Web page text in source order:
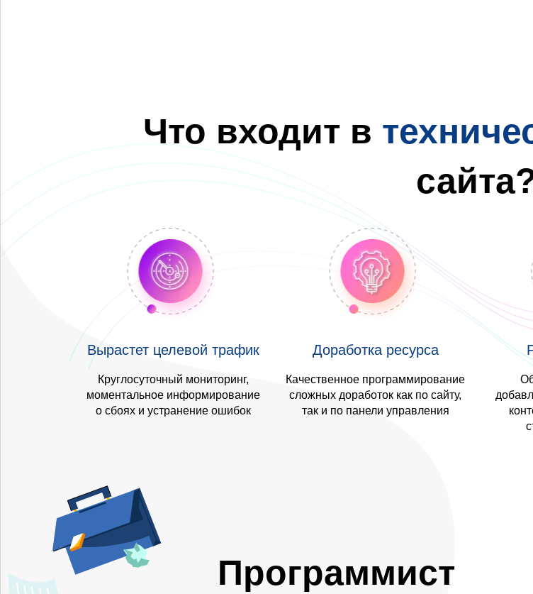
Что входит в
Вырастет целевой трафик
Круглосуточный мониторинг,
моментальное информирование
о сбоях и устранение ошибок
Доработка ресурса
Качественное программирование
сложных доработок как по сайту,
так и по панели управления
Программист